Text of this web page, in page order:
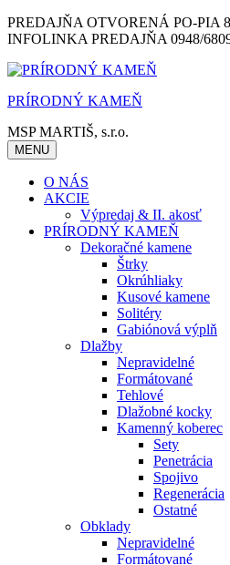
Skip
to
PREDAJŇA OTVORENÁ PO-PIA
INFOLINKA PREDAJŇA 0948/
PRÍRODNÝ KAMEŇ
MSP MARTIŠ, s.r.o.
MENU
O NÁS
AKCIE
Výpredaj & II. akosť
PRÍRODNÝ KAMEŇ
Dekoračné kamene
Štrky
Okrúhliaky
Kusové kamene
Solitéry
Gabiónová výplň
Dlažby
Nepravidelné
Formátované
Tehlové
Dlažobné kocky
Kamenný koberec
Sety
Penetrácia
Spojivo
Regenerácia
Ostatné
Obklady
Nepravidelné
Formátované